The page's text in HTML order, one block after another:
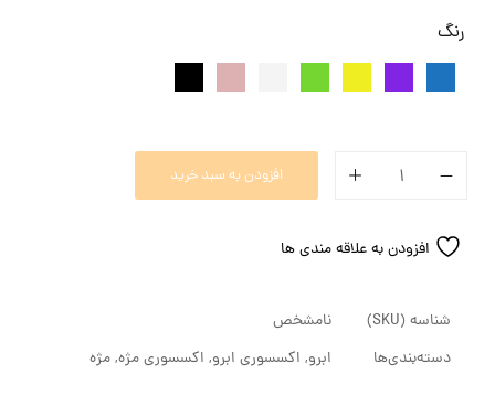
رنگ
افزودن به سبد خرید
افزودن به علاقه مندی ها
شناسه (SKU)
نامشخص
دسته‌بندی‌ها
ابرو, اکسسوری ابرو, اکسسوری مژه,مژه